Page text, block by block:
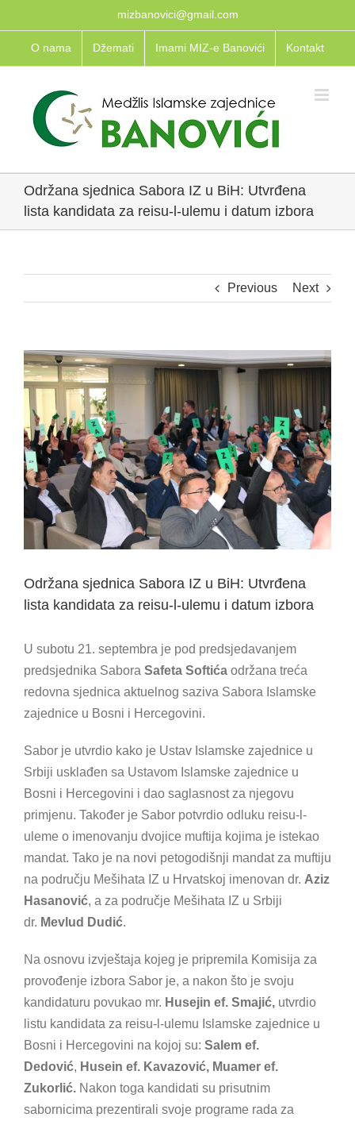
to
content
mizbanovici@gmail.com
O nama Džemati Imami MIZ-e Banovići Kontakt
Održana sjednica Sabora IZ u BiH: Utvrđena
lista kandidata za reisu-l-ulemu i datum izbora
Previous Next
View
Larger
Image
Održana sjednica Sabora IZ u BiH: Utvrđena
lista kandidata za reisu-l-ulemu i datum izbora
U subotu 21. septembra je pod predsjedavanjem
predsjednika Sabora Safeta Softića održana treća
redovna sjednica aktuelnog saziva Sabora Islamske
zajednice u Bosni i Hercegovini.
Sabor je utvrdio kako je Ustav Islamske zajednice u
Srbiji usklađen sa Ustavom Islamske zajednice u
Bosni i Hercegovini i dao saglasnost za njegovu
primjenu. Također je Sabor potvrdio odluku reisu-l-
uleme o imenovanju dvojice muftija kojima je istekao
mandat. Tako je na novi petogodišnji mandat za muftiju
na području Mešihata IZ u Hrvatskoj imenovan dr. Aziz
Hasanović, a za područje Mešihata IZ u Srbiji
dr. Mevlud Dudić.
Na osnovu izvještaja kojeg je pripremila Komisija za
provođenje izbora Sabor je, a nakon što je svoju
kandidaturu povukao mr. Husejin ef. Smajić, utvrdio
listu kandidata za reisu-l-ulemu Islamske zajednice u
Bosni i Hercegovini na kojoj su: Salem ef.
Dedović, Husein ef. Kavazović, Muamer ef.
Zukorlić. Nakon toga kandidati su prisutnim
sabornicima prezentirali svoje programe rada za